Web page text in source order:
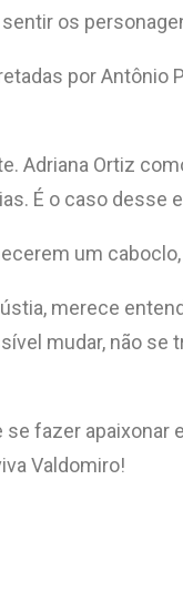
os
por Antônio
Adriana Ortiz
É o caso desse
um
merece
mudar, não
fazer
Valdomiro!